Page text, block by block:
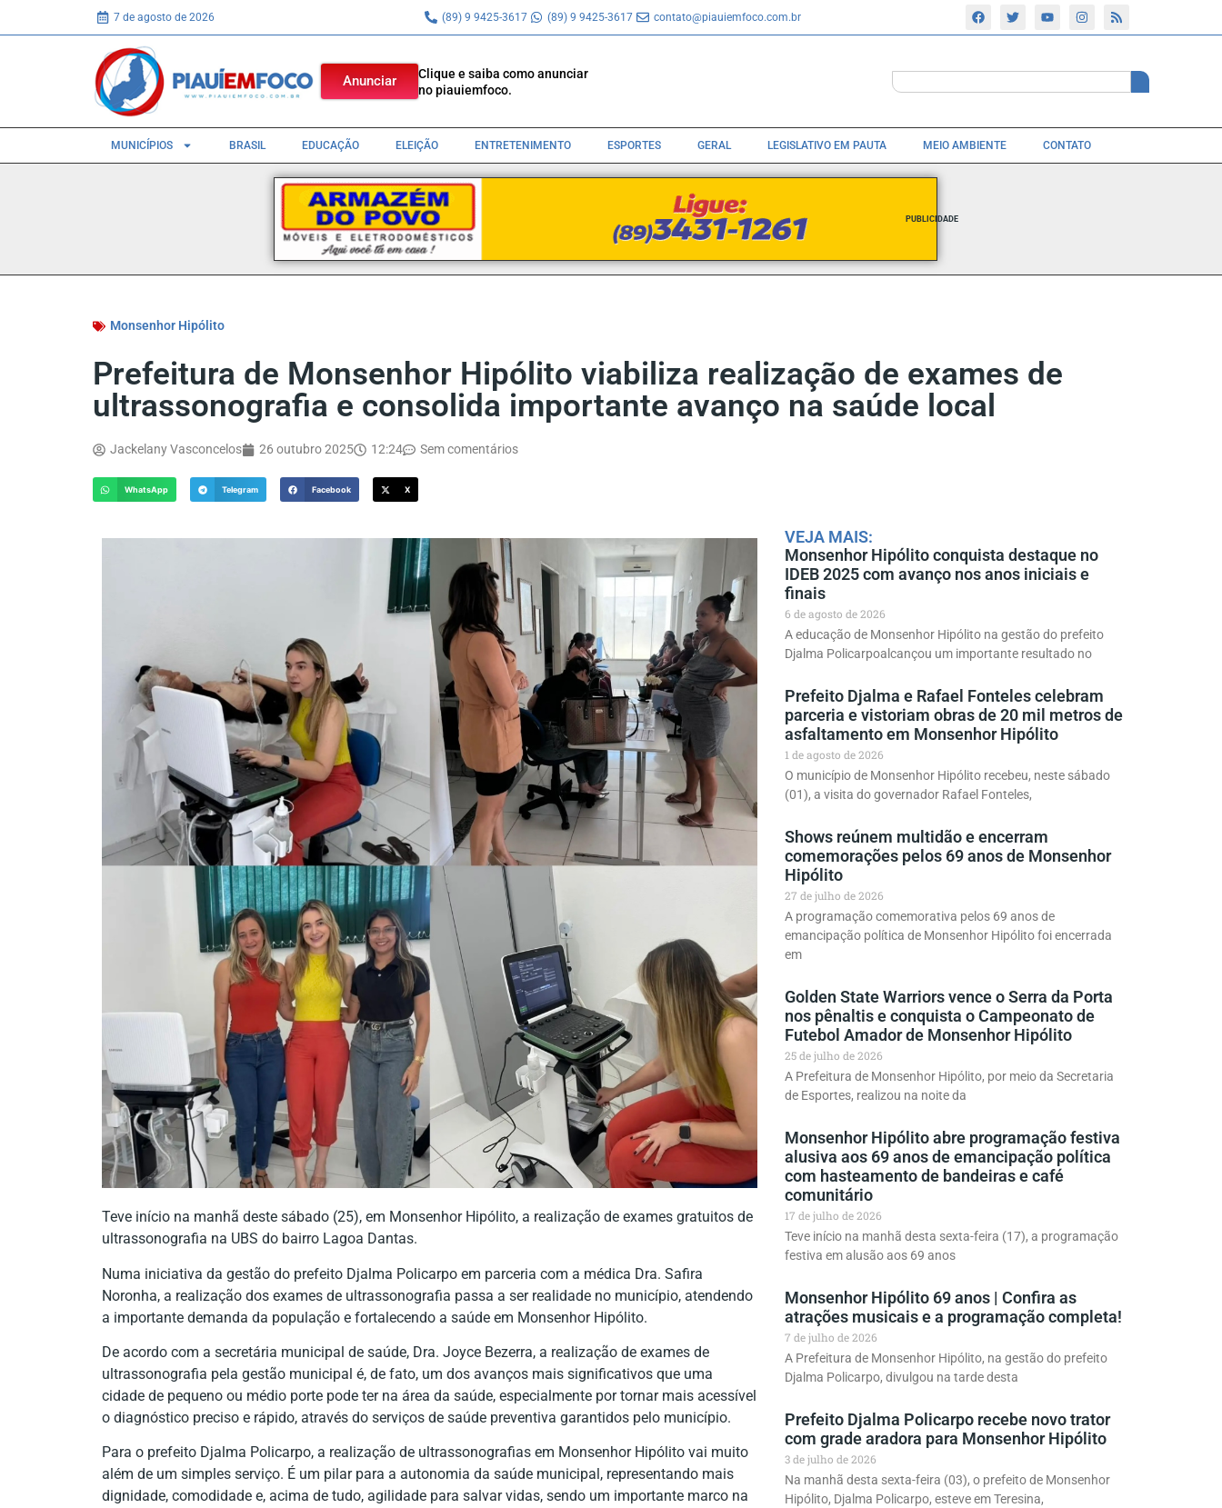
7 de agosto de 2026 (89) 9 9425-3617 (89) 9 9425-3617 contato@piauiemfoco.com.br
Anunciar
Clique e saiba como anunciar
no piauiemfoco.
MUNICÍPIOS BRASIL EDUCAÇÃO ELEIÇÃO ENTRETENIMENTO ESPORTES GERAL LEGISLATIVO EM PAUTA MEIO AMBIENTE CONTATO
PUBLICIDADE
Monsenhor Hipólito
Prefeitura de Monsenhor Hipólito viabiliza realização de exames de
ultrassonografia e consolida importante avanço na saúde local
Jackelany Vasconcelos 26 outubro 2025 12:24 Sem comentários
WhatsApp Telegram Facebook X
Teve início na manhã deste sábado (25), em Monsenhor Hipólito, a realização de exames gratuitos de
ultrassonografia na UBS do bairro Lagoa Dantas.
Numa iniciativa da gestão do prefeito Djalma Policarpo em parceria com a médica Dra. Safira
Noronha, a realização dos exames de ultrassonografia passa a ser realidade no município, atendendo
a importante demanda da população e fortalecendo a saúde em Monsenhor Hipólito.
De acordo com a secretária municipal de saúde, Dra. Joyce Bezerra, a realização de exames de
ultrassonografia pela gestão municipal é, de fato, um dos avanços mais significativos que uma
cidade de pequeno ou médio porte pode ter na área da saúde, especialmente por tornar mais acessível
o diagnóstico preciso e rápido, através do serviços de saúde preventiva garantidos pelo município.
Para o prefeito Djalma Policarpo, a realização de ultrassonografias em Monsenhor Hipólito vai muito
além de um simples serviço. É um pilar para a autonomia da saúde municipal, representando mais
dignidade, comodidade e, acima de tudo, agilidade para salvar vidas, sendo um importante marco na
VEJA MAIS:
Monsenhor Hipólito conquista destaque no
IDEB 2025 com avanço nos anos iniciais e
finais
6 de agosto de 2026
A educação de Monsenhor Hipólito na gestão do prefeito
Djalma Policarpoalcançou um importante resultado no
Prefeito Djalma e Rafael Fonteles celebram
parceria e vistoriam obras de 20 mil metros de
asfaltamento em Monsenhor Hipólito
1 de agosto de 2026
O município de Monsenhor Hipólito recebeu, neste sábado
(01), a visita do governador Rafael Fonteles,
Shows reúnem multidão e encerram
comemorações pelos 69 anos de Monsenhor
Hipólito
27 de julho de 2026
A programação comemorativa pelos 69 anos de
emancipação política de Monsenhor Hipólito foi encerrada
em
Golden State Warriors vence o Serra da Porta
nos pênaltis e conquista o Campeonato de
Futebol Amador de Monsenhor Hipólito
25 de julho de 2026
A Prefeitura de Monsenhor Hipólito, por meio da Secretaria
de Esportes, realizou na noite da
Monsenhor Hipólito abre programação festiva
alusiva aos 69 anos de emancipação política
com hasteamento de bandeiras e café
comunitário
17 de julho de 2026
Teve início na manhã desta sexta-feira (17), a programação
festiva em alusão aos 69 anos
Monsenhor Hipólito 69 anos | Confira as
atrações musicais e a programação completa!
7 de julho de 2026
A Prefeitura de Monsenhor Hipólito, na gestão do prefeito
Djalma Policarpo, divulgou na tarde desta
Prefeito Djalma Policarpo recebe novo trator
com grade aradora para Monsenhor Hipólito
3 de julho de 2026
Na manhã desta sexta-feira (03), o prefeito de Monsenhor
Hipólito, Djalma Policarpo, esteve em Teresina,